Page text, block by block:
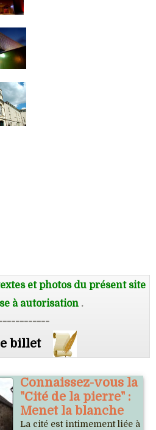
et photos du présent site
à autorisation.
billet
Connaissez-vous la
"Cité de la pierre" :
Menet la blanche
La cité est intimement liée à